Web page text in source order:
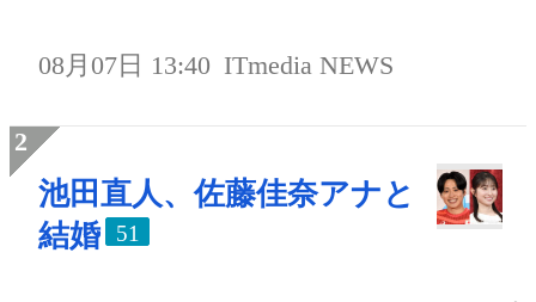
08月07日 13:40 ITmedia NEWS
池田直人、佐藤佳奈アナと
結婚
51